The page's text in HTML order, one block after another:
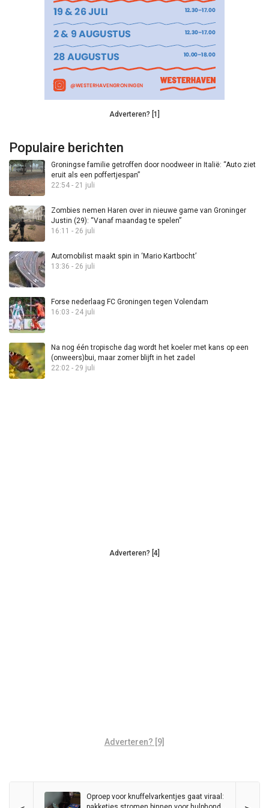
Adverteren? [1]
Populaire berichten
Groningse familie getroffen door noodweer in Italië: “Auto ziet
eruit als een poffertjespan”
22:54 - 21 juli
Zombies nemen Haren over in nieuwe game van Groninger
Justin (29): “Vanaf maandag te spelen”
16:11 - 26 juli
Automobilist maakt spin in ‘Mario Kartbocht’
13:36 - 26 juli
Forse nederlaag FC Groningen tegen Volendam
16:03 - 24 juli
Na nog één tropische dag wordt het koeler met kans op een
(onweers)bui, maar zomer blijft in het zadel
22:02 - 29 juli
Adverteren? [4]
Adverteren? [9]
Oproep voor knuffelvarkentjes gaat viraal: